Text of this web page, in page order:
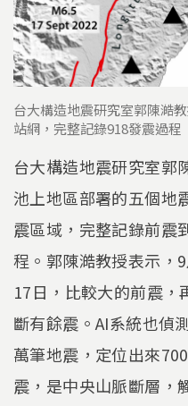
台大構造地震研究室郭陳澔
站網，完整記錄918發震過程
台大構造地震研究室郭
池上地區部署的五個地
震區域，完整記錄前震
程。郭陳澔教授表示，
17日，比較大的前震，
斷有餘震。AI系統也偵
萬筆地震，定位出來
震，是中央山脈斷層，